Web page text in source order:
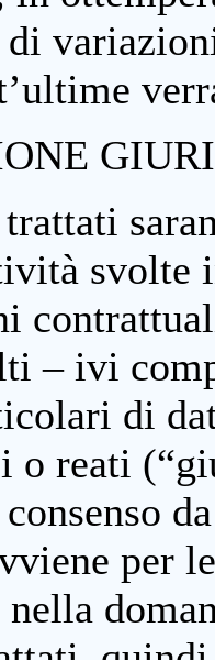
di
svolte
– ivi
di
o reati
per